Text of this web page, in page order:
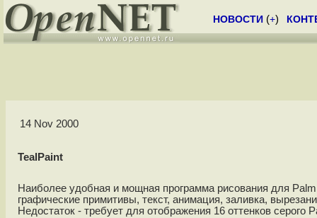
НОВОСТИ (+)
14 Nov 2000
TealPaint
Наиболее удобная и мощная программа рисования для
графические примитивы, текст, анимация, заливка,
Недостаток - требует для отображения 16 оттенков серого